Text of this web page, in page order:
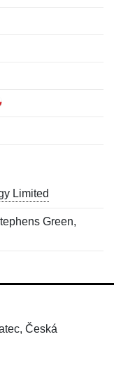
Limited
Green,
Česká